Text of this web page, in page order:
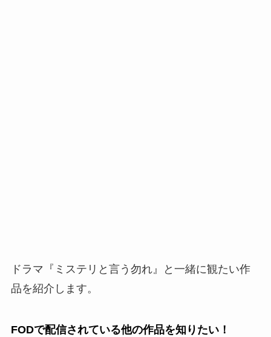
ドラマ『ミステリと言う勿れ』と一緒に観たい作
品を紹介します。
FODで配信されている他の作品を知りたい！